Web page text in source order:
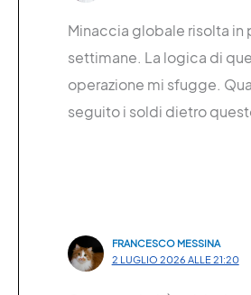
Minaccia globale risolta in
settimane. La logica di
operazione mi sfugge.
seguito i soldi dietro
FRANCESCO MESSINA
2 LUGLIO 2026 ALLE 21:20